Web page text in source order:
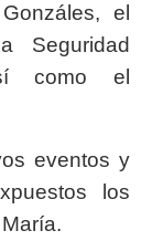
el
Seguridad
como el
eventos y
los